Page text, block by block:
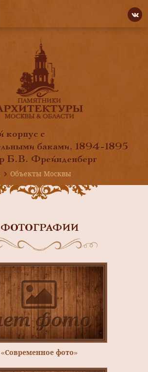
корпус с
баками, 1894-1895
Б.В. Фрейнденберг
Объекты Москвы
ФОТОГРАФИИ
«Современное фото»